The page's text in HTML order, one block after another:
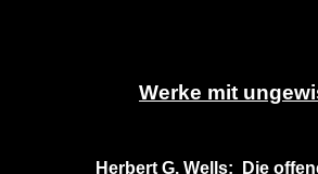
Werke mit
Herbert G. Wells: Die